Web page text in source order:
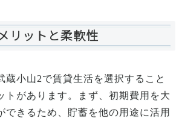
リットと柔軟性
蔵小山2で賃貸生活を選択すること
トがあります。まず、初期費用を大
できるため、貯蓄を他の用途に活用